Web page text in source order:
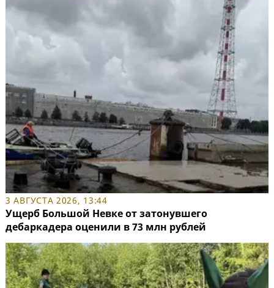
3 АВГУСТА 2026, 13:44
Ущерб Большой Невке от затонувшего
дебаркадера оценили в 73 млн рублей